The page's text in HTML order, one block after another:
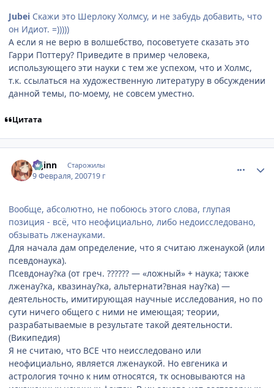
Jubei Скажи это Шерлоку Холмсу, и не забудь добавить, что
он Идиот. =)))))
А если я не верю в волшебство, посоветуете сказать это
Гарри Поттеру? Приведите в пример человека,
использующего эти науки с тем же успехом, что и Холмс,
т.к. ссылаться на художественную литературу в обсуждении
данной темы, по-моему, не совсем уместно.
Цитата
u-jinn Старожилы
9 Февраля, 200719 г
Вообще, абсолютно, не побоюсь этого слова, глупая
позиция - всё, что неофициально, либо недоисследовано,
обзывать лженауками.
Для начала дам определение, что я считаю лженаукой (или
псевдонаука).
Псевдонау?ка (от греч. ?????? — «ложный» + наука; также
лженау?ка, квазинау?ка, альтернати?вная нау?ка) —
деятельность, имитирующая научные исследования, но по
сути ничего общего с ними не имеющая; теории,
разрабатываемые в результате такой деятельности.
(Википедия)
Я не считаю, что ВСЕ что неисследовано или
неофициально, является лженаукой. Но евгеника и
астрология точно к ним относятся, тк основываются на